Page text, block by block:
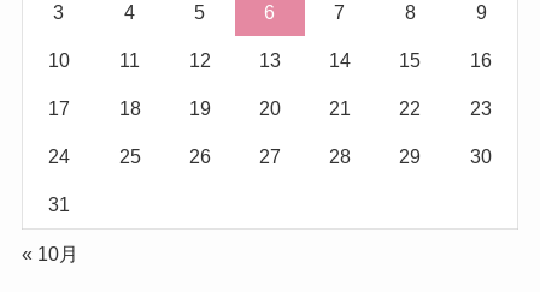
3 4 5 6 7 8 9
10 11 12 13 14 15 16
17 18 19 20 21 22 23
24 25 26 27 28 29 30
31
« 10月